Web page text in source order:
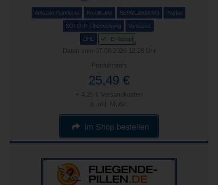
Amazon Payments Kreditkarte SEPA/Lastschrift Paypal
SOFORT Überweisung Vorkasse
DHL E-Rezept
Daten vom 07.08.2026 12:28 Uhr
Produktpreis
25,49 €
+ 4,25 € Versandkosten
& inkl. MwSt.
im Shop bestellen